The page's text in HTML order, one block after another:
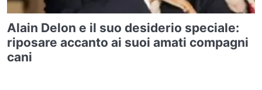
Alain Delon e il suo desiderio speciale:
riposare accanto ai suoi amati compagni
cani